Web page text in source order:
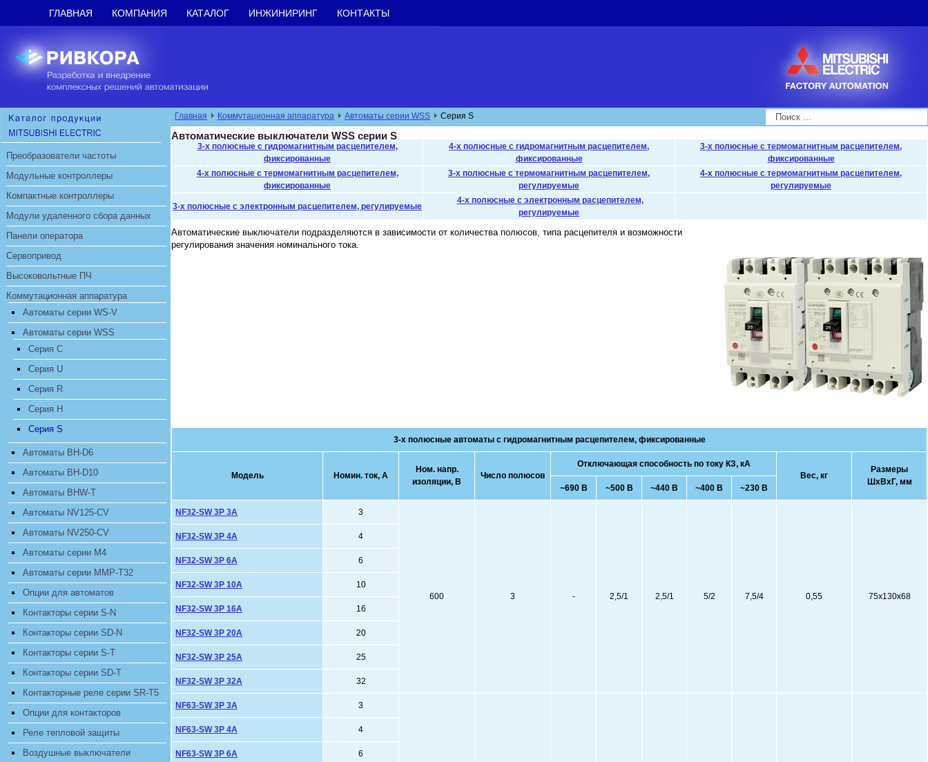
ГЛАВНАЯ КОМПАНИЯ КАТАЛОГ ИНЖИНИРИНГ КОНТАКТЫ
Преобразователи частоты
Модульные контроллеры
Компактные контроллеры
Модули удаленного сбора данных
Панели оператора
Сервопривод
Высоковольтные ПЧ
Коммутационная аппаратура
Автоматы серии WS-V
Автоматы серии WSS
Серия С
Серия U
Серия R
Серия H
Cерия S
Автоматы BH-D6
Автоматы BH-D10
Автоматы BHW-T
Автоматы NV125-CV
Автоматы NV250-CV
Автоматы серии M4
Автоматы серии MMP-T32
Опции для автоматов
Контакторы серии S-N
Контакторы серии SD-N
Контакторы серии S-T
Контакторы серии SD-T
Контакторные реле серии SR-T5
Опции для контакторов
Реле тепловой защиты
Воздушные выключатели
Главная Коммутационная аппаратура Автоматы серии WSS Cерия S Search...
Автоматические выключатели WSS серии S
3-х полюсные с гидромагнитным расцепителем,
фиксированные
4-х полюсные с гидромагнитным расцепителем,
фиксированные
3-х полюсные с термомагнитным расцепителем,
фиксированные
4-х полюсные с термомагнитным расцепителем,
фиксированные
3-х полюсные с термомагнитным расцепителем,
регулируемые
4-х полюсные с термомагнитным расцепителем,
регулируемые
3-х полюсные с электронным расцепителем, регулируемые
4-х полюсные с электронным расцепителем,
регулируемые
Автоматические выключатели подразделяются в зависимости от количества полюсов, типа расцепителя и возможности
регулирования значения номинального тока.
3-х полюсные автоматы с гидромагнитным расцепителем, фиксированные
Модель Номин. ток, А
Ном. напр.
изоляции, В
Число полюсов
Отключающая способность по току КЗ, кА
Вес, кг
Размеры
ШхВхГ, мм
~690 В ~500 В ~440 В ~400 В ~230 В
NF32-SW 3P 3A 3
600 3 - 2,5/1 2,5/1 5/2 7,5/4 0,55 75х130х68
NF32-SW 3P 4A 4
NF32-SW 3P 6A 6
NF32-SW 3P 10A 10
NF32-SW 3P 16A 16
NF32-SW 3P 20A 20
NF32-SW 3P 25A 25
NF32-SW 3P 32A 32
NF63-SW 3P 3A 3
NF63-SW 3P 4A 4
NF63-SW 3P 6A 6